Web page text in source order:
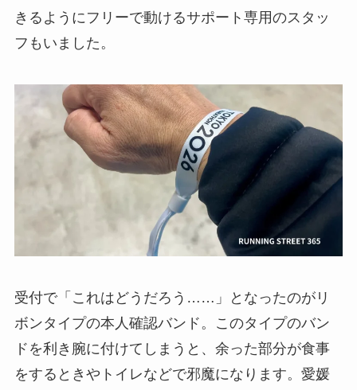
きるようにフリーで動けるサポート専用のスタッ
フもいました。
受付で「これはどうだろう……」となったのがリ
ボンタイプの本人確認バンド。このタイプのバン
ドを利き腕に付けてしまうと、余った部分が食事
をするときやトイレなどで邪魔になります。愛媛